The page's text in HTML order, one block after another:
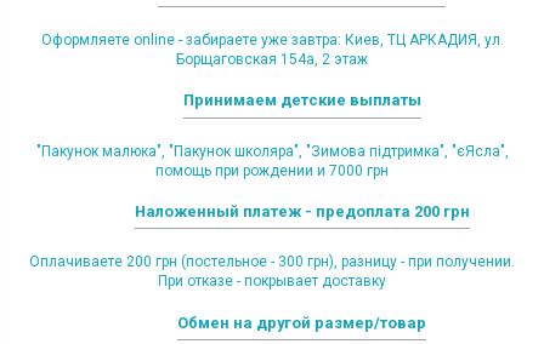
Оформляете online - забираете уже завтра: Киев, ТЦ АРКАДИЯ, ул.
Борщаговская 154а, 2 этаж
Принимаем детские выплаты
"Пакунок малюка", "Пакунок школяра", "Зимова підтримка", "єЯсла",
помощь при рождении и 7000 грн
Наложенный платеж - предоплата 200 грн
Оплачиваете 200 грн (постельное - 300 грн), разницу - при получении.
При отказе - покрывает доставку
Обмен на другой размер/товар